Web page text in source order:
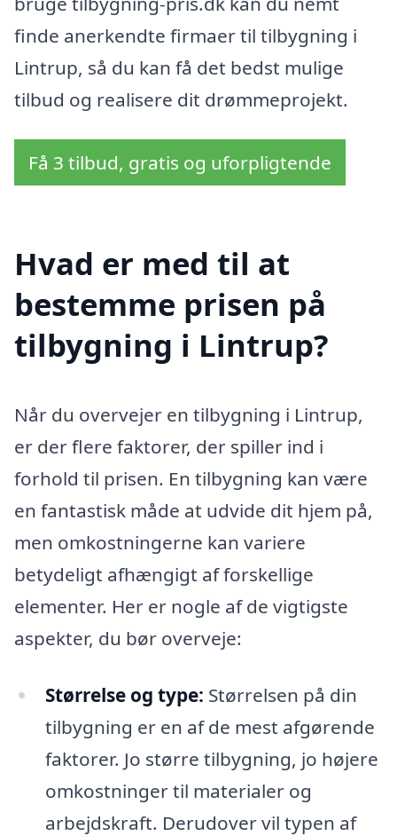
finde anerkendte firmaer til tilbygning i
Lintrup, så du kan få det bedst mulige
tilbud og realisere dit drømmeprojekt.
Få 3 tilbud, gratis og uforpligtende
Hvad er med til at
bestemme prisen på
tilbygning i Lintrup?
Når du overvejer en tilbygning i Lintrup,
er der flere faktorer, der spiller ind i
forhold til prisen. En tilbygning kan være
en fantastisk måde at udvide dit hjem på,
men omkostningerne kan variere
betydeligt afhængigt af forskellige
elementer. Her er nogle af de vigtigste
aspekter, du bør overveje:
Størrelse og type: Størrelsen på din
tilbygning er en af de mest afgørende
faktorer. Jo større tilbygning, jo højere
omkostninger til materialer og
arbejdskraft. Derudover vil typen af